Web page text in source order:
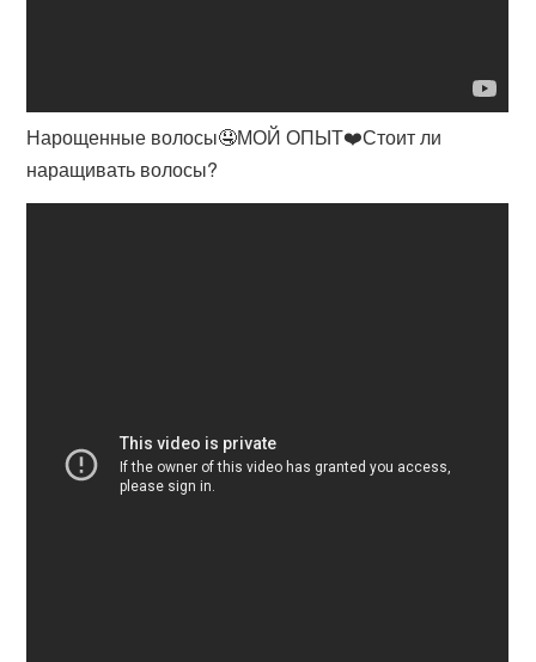
Нарощенные волосы🤤МОЙ ОПЫТ❤️Стоит ли
наращивать волосы?